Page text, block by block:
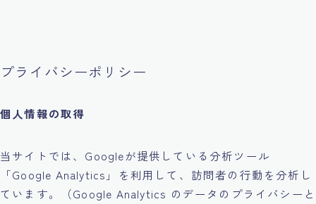
プライバシーポリシー
個人情報の取得
当サイトでは、Googleが提供している分析ツール
「Google Analytics」を利用して、訪問者の行動を分析し
ています。（Google Analytics のデータのプライバシーと